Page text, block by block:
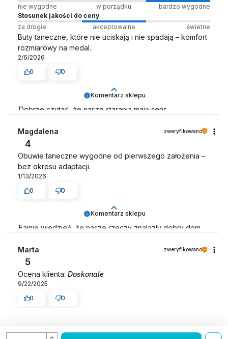
Komentarz sklepu
Dobrze czytać, że nasze starania mają sens.
Zespół LELKA 🦋
nie wygodne
w porządku
bardzo wygodne
Stosunek jakości do ceny
za drogie
akceptowalne świetne
Buty taneczne, które nie uciskają i nie spadają – komfort
rozmiarowy na medal.
2/6/2026
0
0
Komentarz sklepu
Fajnie wiedzieć, że nasze rzeczy znalazły dobry dom
Zespół LELKA 🦋
Magdalena zweryfikowano
4
Obuwie taneczne wygodne od pierwszego założenia –
bez okresu adaptacji.
1/13/2026
0
0
Marta zweryfikowano
5
Ocena klienta: Doskonale
9/22/2025
0
0